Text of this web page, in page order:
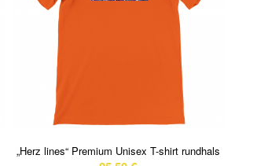
„Herz lines“ Premium Unisex T-shirt rundhals